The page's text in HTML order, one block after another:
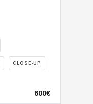
CLOSE-UP
600€